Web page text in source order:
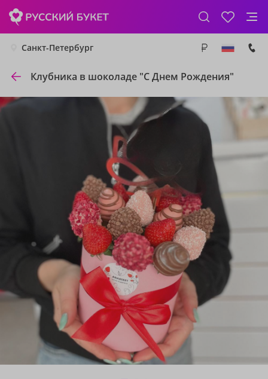
Санкт-Петербург
Клубника в шоколаде "С Днем Рождения"